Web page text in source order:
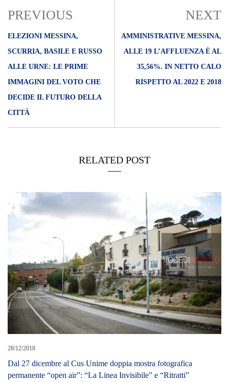
PREVIOUS
ELEZIONI MESSINA,
SCURRIA, BASILE E RUSSO
ALLE URNE: LE PRIME
IMMAGINI DEL VOTO CHE
DECIDE IL FUTURO DELLA
CITTÀ
NEXT
AMMINISTRATIVE MESSINA,
ALLE 19 L’AFFLUENZA È AL
35,56%. IN NETTO CALO
RISPETTO AL 2022 E 2018
RELATED POST
28/12/2018
Dal 27 dicembre al Cus Unime doppia mostra fotografica
permanente “open air”: “La Linea Invisibile” e “Ritratti”